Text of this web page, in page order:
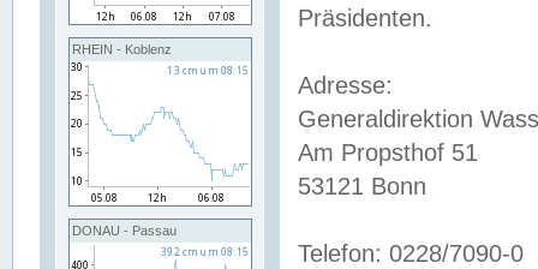
RHEIN - Koblenz
DONAU - Passau
Präsidenten.
Adresse:
Generaldirektion
Am Propsthof 51
53121 Bonn
Telefon: 0228/7090-0